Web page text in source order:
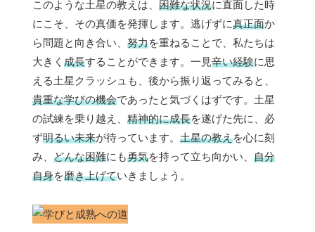
このような土星の教えは、 困難な状況に直面した時
にこそ、その真価を発揮します。逃げずに真正面か
ら問題と向き合い、 努力を重ねることで、私たちは
大きく 成長することができます。一見辛い経験に思
える土星クラッシュも、後から振り返ってみると、
貴重な学びの機会であったと気づくはずです。土星
の試練を乗り越え、 精神的に成長を遂げた先に、必
ず明るい未来が待っています。 土星の教えを心に刻
み、 どんな困難にも勇気を持って立ち向かい、 自分
自身を磨き上げていきましょう。